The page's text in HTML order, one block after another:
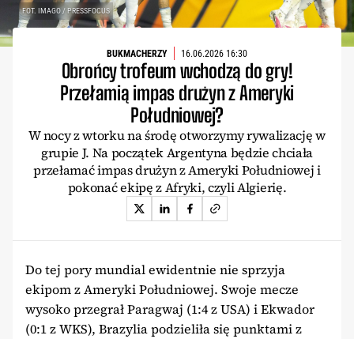
FOT. IMAGO / PRESSFOCUS
BUKMACHERZY 16.06.2026 16:30
Obrońcy trofeum wchodzą do gry!
Przełamią impas drużyn z Ameryki
Południowej?
W nocy z wtorku na środę otworzymy rywalizację w
grupie J. Na początek Argentyna będzie chciała
przełamać impas drużyn z Ameryki Południowej i
pokonać ekipę z Afryki, czyli Algierię.
Do tej pory mundial ewidentnie nie sprzyja
ekipom z Ameryki Południowej. Swoje mecze
wysoko przegrał Paragwaj (1:4 z USA) i Ekwador
(0:1 z WKS), Brazylia podzieliła się punktami z